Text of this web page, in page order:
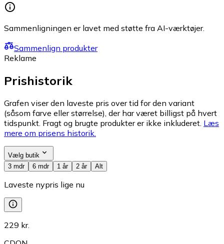
Sammenligningen er lavet med støtte fra AI-værktøjer.
Sammenlign produkter
Reklame
Prishistorik
Grafen viser den laveste pris over tid for den variant
(såsom farve eller størrelse), der har været billigst på hvert
tidspunkt. Fragt og brugte produkter er ikke inkluderet. Læs
mere om prisens historik.
Vælg butik
3 mdr
6 mdr 1 år 2 år Alt
Laveste nypris lige nu
229 kr.